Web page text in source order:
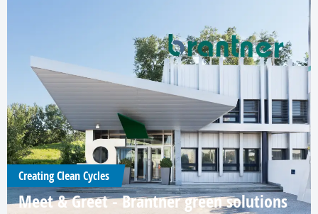
Creating Clean Cycles
Meet & Greet - Brantner green solutions